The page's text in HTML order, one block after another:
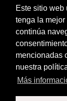
Este sitio web
tenga la
continúa
mencionadas
nuestra
Más